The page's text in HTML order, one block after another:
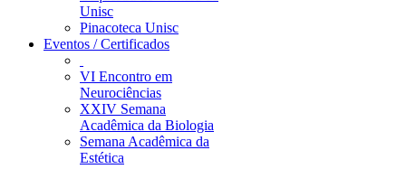
Unisc
Pinacoteca Unisc
Eventos / Certificados
VI Encontro em
Neurociências
XXIV Semana
Acadêmica da Biologia
Semana Acadêmica da
Estética